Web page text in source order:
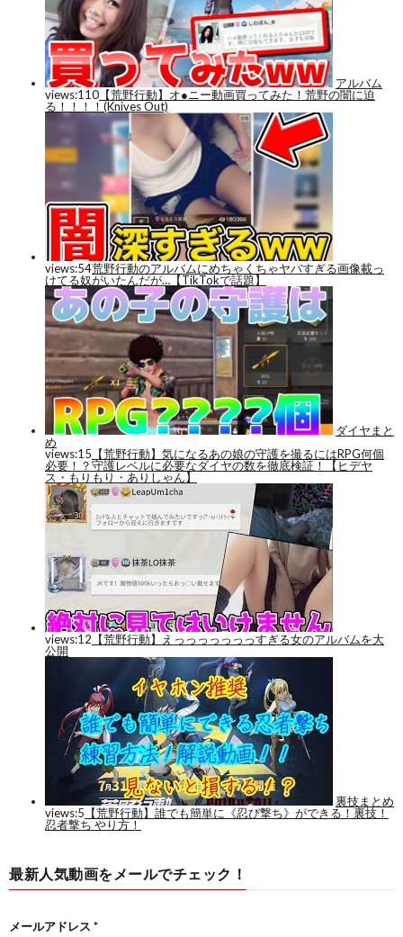
最新人気動画をメールでチェック！
メールアドレス *